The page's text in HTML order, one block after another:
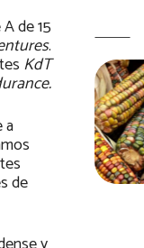
de 15
.
KdT
a
de